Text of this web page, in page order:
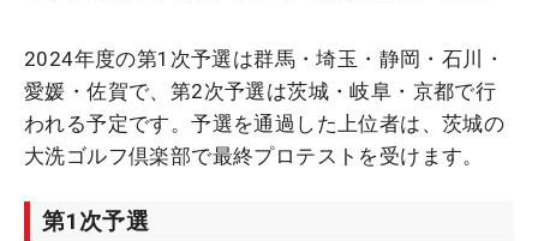
2024年度の第1次予選は群馬・埼玉・静岡・石川・
愛媛・佐賀で、第2次予選は茨城・岐阜・京都で行
われる予定です。予選を通過した上位者は、茨城の
大洗ゴルフ倶楽部で最終プロテストを受けます。
第1次予選